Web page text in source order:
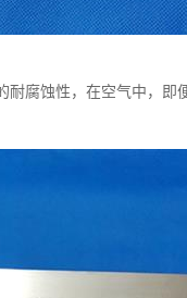
腐蚀性，在空气中，即